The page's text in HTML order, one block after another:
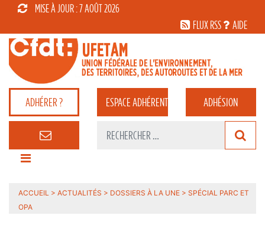
MISE À JOUR : 7 AOÛT 2026
FLUX RSS
AIDE
ADHÉRER ? ESPACEADHÉRENT ADHÉSION
ACCUEIL > ACTUALITÉS > DOSSIERS À LA UNE > SPÉCIAL PARC ET
OPA